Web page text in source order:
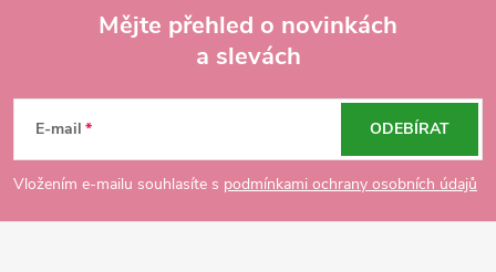
p
a
Mějte přehled o novinkách
a slevách
E-mail
Vložením e-mailu souhlasíte s podmínkami ochrany osobních údajů
ODEBÍRAT